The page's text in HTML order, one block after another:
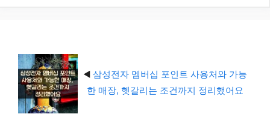
◀️ 삼성전자 멤버십 포인트 사용처와 가능
한 매장, 헷갈리는 조건까지 정리했어요